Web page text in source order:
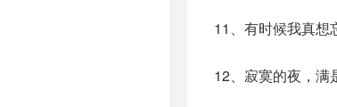
11、有时候我真想
12、寂寞的夜，满